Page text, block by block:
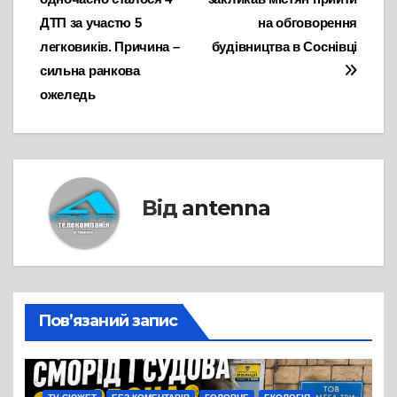
на обговорення
будівництва в Соснівці
ДТП за участю 5
легковиків. Причина –
сильна ранкова
ожеледь
Від antenna
Пов’язаний запис